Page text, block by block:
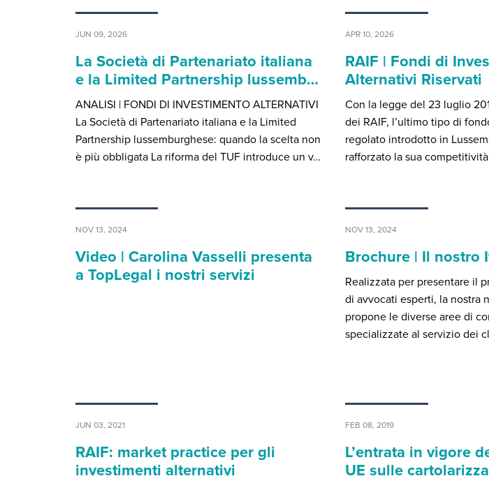
JUN 09, 2026
La Società di Partenariato italiana
e la Limited Partnership lussemb…
ANALISI | FONDI DI INVESTIMENTO ALTERNATIVI
La Società di Partenariato italiana e la Limited
Partnership lussemburghese: quando la scelta non
è più obbligata La riforma del TUF introduce un v…
APR 10, 2026
RAIF | Fondi di
Alternativi Riservati
Con la legge del 23 luglio
dei RAIF, l’ultimo tipo di
regolato introdotto in
rafforzato la sua
NOV 13, 2024
Video | Carolina Vasselli presenta
a TopLegal i nostri servizi
NOV 13, 2024
Brochure | Il nostro
Realizzata per presentare il
di avvocati esperti, la nostra
propone le diverse aree di
specializzate al servizio dei
JUN 03, 2021
RAIF: market practice per gli
investimenti alternativi
FEB 08, 2019
L’entrata in vigore
UE sulle